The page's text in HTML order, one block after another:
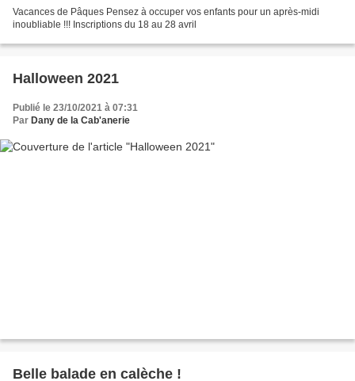
Vacances de Pâques Pensez à occuper vos enfants pour un après-midi
inoubliable !!! Inscriptions du 18 au 28 avril
Halloween 2021
Publié le 23/10/2021 à 07:31
Par Dany de la Cab'anerie
Belle balade en calèche !